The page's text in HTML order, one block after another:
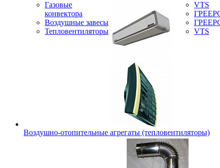
Газовые
конвектора
Воздушные завесы
Тепловентиляторы
VTS
VTS
Воздушно-отопительные агрегаты (тепловентиляторы)